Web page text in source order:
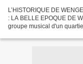
L’HISTORIQUE DE
: LA BELLE EPOQUE DE
groupe musical d'un